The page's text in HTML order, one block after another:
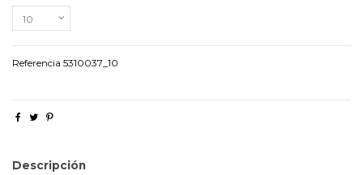
Referencia 5310037_10
Descripción